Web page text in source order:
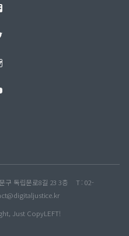
Facebook
Twitter
Instagram
YouTube
구 독립문로8길 23 3층
T : 02-
Just CopyLEFT!